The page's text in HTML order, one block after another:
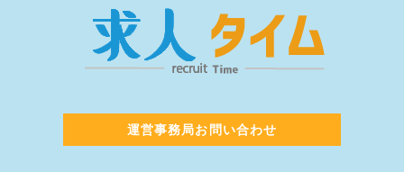
運営事務局お問い合わせ